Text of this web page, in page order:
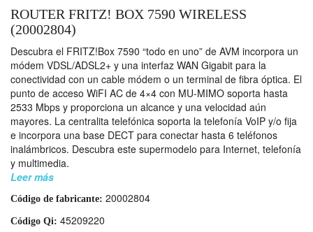
ROUTER FRITZ! BOX 7590 WIRELESS
(20002804)
Descubra el FRITZ!Box 7590 “todo en uno” de AVM incorpora un
módem VDSL/ADSL2+ y una interfaz WAN Gigabit para la
conectividad con un cable módem o un terminal de fibra óptica. El
punto de acceso WiFI AC de 4×4 con MU-MIMO soporta hasta
2533 Mbps y proporciona un alcance y una velocidad aún
mayores. La centralita telefónica soporta la telefonía VoIP y/o fija
e incorpora una base DECT para conectar hasta 6 teléfonos
inalámbricos. Descubra este supermodelo para Internet, telefonía
y multimedia.
Leer más
Código de fabricante: 20002804
Código Qi: 45209220